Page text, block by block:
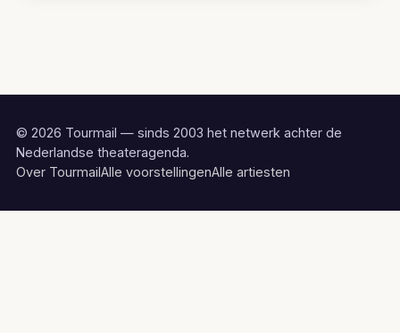
© 2026 Tourmail — sinds 2003 het netwerk achter de
Nederlandse theateragenda.
Over TourmailAlle voorstellingenAlle artiesten